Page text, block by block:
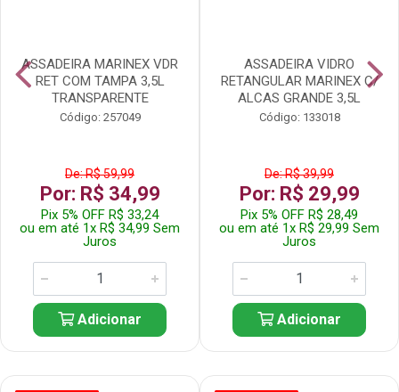
ASSADEIRA MARINEX VDR
RET COM TAMPA 3,5L
TRANSPARENTE
Código: 257049
De: R$ 59,99
Por: R$ 34,99
Pix 5% OFF R$ 33,24
ou em até 1x R$ 34,99 Sem
Juros
Adicionar
ASSADEIRA VIDRO
RETANGULAR MARINEX C/
ALCAS GRANDE 3,5L
Código: 133018
De: R$ 39,99
Por: R$ 29,99
Pix 5% OFF R$ 28,49
ou em até 1x R$ 29,99 Sem
Juros
Adicionar